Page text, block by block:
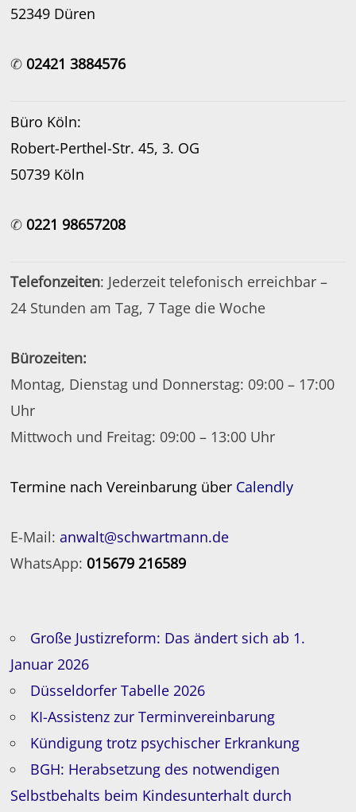
52349 Düren
✆ 02421 3884576
Büro Köln:
Robert-Perthel-Str. 45, 3. OG
50739 Köln
✆ 0221 98657208
Telefonzeiten: Jederzeit telefonisch erreichbar –
24 Stunden am Tag, 7 Tage die Woche
Bürozeiten:
Montag, Dienstag und Donnerstag: 09:00 – 17:00
Uhr
Mittwoch und Freitag: 09:00 – 13:00 Uhr
Termine nach Vereinbarung über Calendly
E-Mail:anwalt@schwartmann.de
WhatsApp: 015679 216589
Große Justizreform: Das ändert sich ab 1.
Januar 2026
Düsseldorfer Tabelle 2026
KI-Assistenz zur Terminvereinbarung
Kündigung trotz psychischer Erkrankung
BGH: Herabsetzung des notwendigen
Selbstbehalts beim Kindesunterhalt durch